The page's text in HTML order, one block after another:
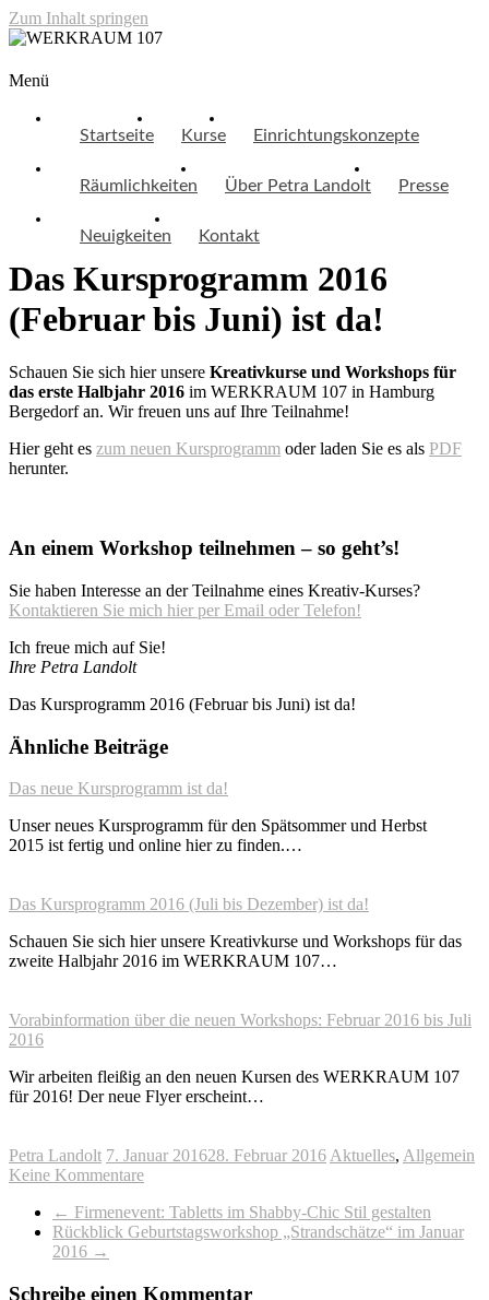
Zum Inhalt springen
WERKRAUM 107
Menü
Startseite Kurse Einrichtungskonzepte
Räumlichkeiten Über Petra Landolt Presse
Neuigkeiten Kontakt
Das Kursprogramm 2016
(Februar bis Juni) ist da!
Schauen Sie sich hier unsere Kreativkurse und Workshops für
das erste Halbjahr 2016 im WERKRAUM 107 in Hamburg
Bergedorf an. Wir freuen uns auf Ihre Teilnahme!
Hier geht es zum neuen Kursprogramm oder laden Sie es als PDF
herunter.
An einem Workshop teilnehmen – so geht’s!
Sie haben Interesse an der Teilnahme eines Kreativ-Kurses?
Kontaktieren Sie mich hier per Email oder Telefon!
Ich freue mich auf Sie!
Ihre Petra Landolt
Das Kursprogramm 2016 (Februar bis Juni) ist da!
Ähnliche Beiträge
Das neue Kursprogramm ist da!
Unser neues Kursprogramm für den Spätsommer und Herbst
2015 ist fertig und online hier zu finden.…
Das Kursprogramm 2016 (Juli bis Dezember) ist da!
Schauen Sie sich hier unsere Kreativkurse und Workshops für das
zweite Halbjahr 2016 im WERKRAUM 107…
Vorabinformation über die neuen Workshops: Februar 2016 bis Juli
2016
Wir arbeiten fleißig an den neuen Kursen des WERKRAUM 107
für 2016! Der neue Flyer erscheint…
Petra Landolt 7. Januar 201628. Februar 2016 Aktuelles, Allgemein
Keine Kommentare
← Firmenevent: Tabletts im Shabby-Chic Stil gestalten
Rückblick Geburtstagsworkshop „Strandschätze“ im Januar
2016 →
Schreibe einen Kommentar